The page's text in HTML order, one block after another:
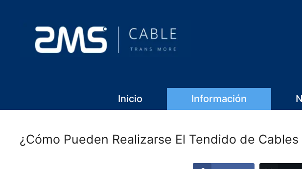
Inicio Información
¿Cómo Pueden Realizarse El Tendido de Cables